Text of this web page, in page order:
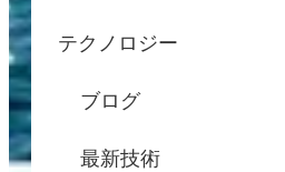
テクノロジー
ブログ
最新技術